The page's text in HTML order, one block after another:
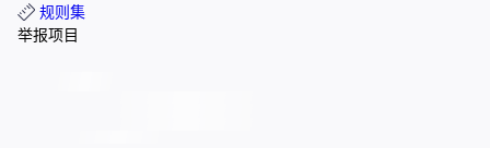
规则集
举报项目